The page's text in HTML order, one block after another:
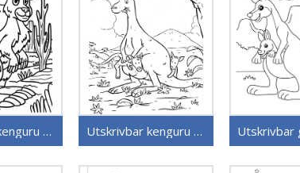
Utskrivbar kenguru for barn Utskrivbar kenguru bilde